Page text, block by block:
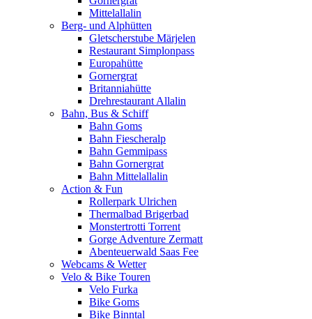
Mittelallalin
Berg- und Alphütten
Gletscherstube Märjelen
Restaurant Simplonpass
Europahütte
Gornergrat
Britanniahütte
Drehrestaurant Allalin
Bahn, Bus & Schiff
Bahn Goms
Bahn Fiescheralp
Bahn Gemmipass
Bahn Gornergrat
Bahn Mittelallalin
Action & Fun
Rollerpark Ulrichen
Thermalbad Brigerbad
Monstertrotti Torrent
Gorge Adventure Zermatt
Abenteuerwald Saas Fee
Webcams & Wetter
Velo & Bike Touren
Velo Furka
Bike Goms
Bike Binntal